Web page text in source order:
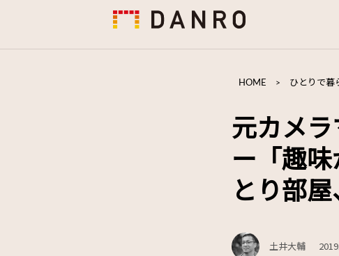
HOME > ひとりで暮
元カメ
ー「趣
とり部屋
土井大輔